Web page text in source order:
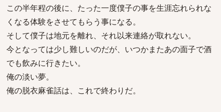
この半年程の後に、たった一度僕子の事を生涯忘れられな
くなる体験をさせてもらう事になる。
そして僕子は地元を離れ、それ以来連絡が取れない。
今となっては少し難しいのだが、いつかまたあの面子で酒
でも飲みに行きたい。
俺の淡い夢。
俺の脱衣麻雀話は、これで終わりだ。